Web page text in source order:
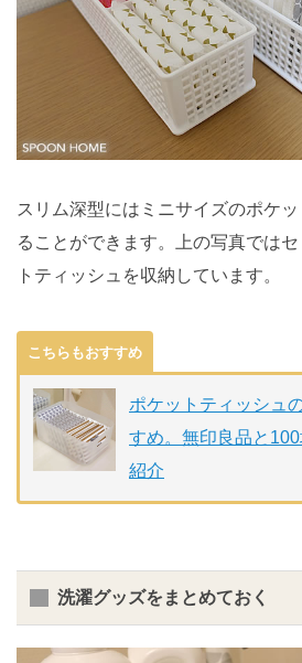
スリム深型にはミニサイズのポケ
ることができます。上の写真では
トティッシュを収納しています。
こちらもおすすめ
ポケットティッシュ
すめ。無印良品と
紹介
洗濯グッズをまとめておく